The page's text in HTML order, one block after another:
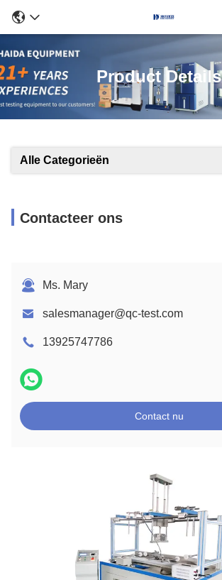
Product Details
Alle Categorieën
Contacteer ons
Ms. Mary
salesmanager@qc-test.com
13925747786
Contact nu